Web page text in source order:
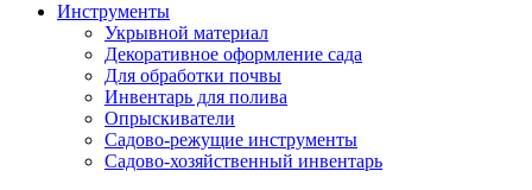
Инструменты
Укрывной материал
Декоративное оформление сада
Для обработки почвы
Инвентарь для полива
Опрыскиватели
Садово-режущие инструменты
Садово-хозяйственный инвентарь